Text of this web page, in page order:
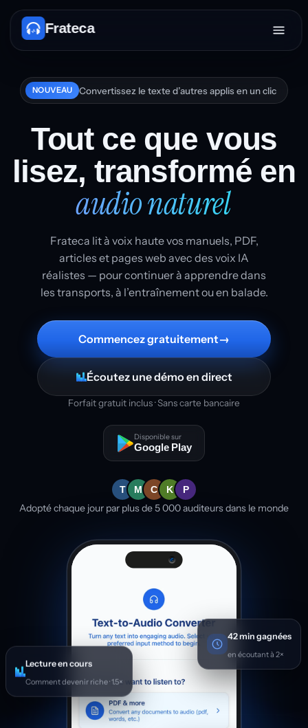
Frateca
NOUVEAU Convertissez le texte d’autres applis en un clic
Tout ce que vous
lisez, transformé en
audio naturel
Frateca lit à voix haute vos manuels, PDF,
articles et pages web avec des voix IA
réalistes — pour continuer à apprendre dans
les transports, à l’entraînement ou en balade.
Commencez gratuitement→
Écoutez une démo en direct
Forfait gratuit inclus · Sans carte bancaire
Disponible sur
Google Play
T M C K P
Adopté chaque jour par plus de 5 000 auditeurs dans le monde
Lecture en cours
Comment devenir riche · 1.5×
42 min gagnées
en écoutant à 2×